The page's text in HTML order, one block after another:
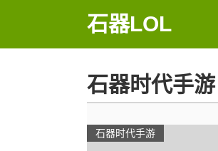
石器LOL
石器时代手游
石器时代手游